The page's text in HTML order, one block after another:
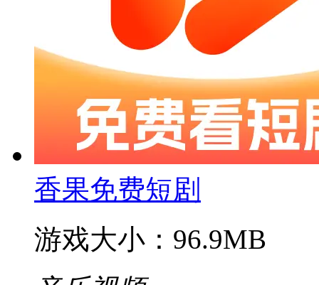
香果免费短剧
游戏大小：96.9MB